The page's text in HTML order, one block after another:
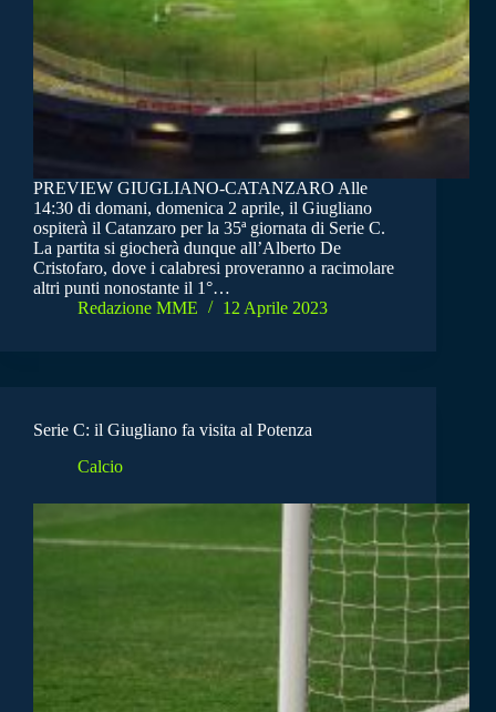
PREVIEW GIUGLIANO-CATANZARO Alle
14:30 di domani, domenica 2 aprile, il Giugliano
ospiterà il Catanzaro per la 35ª giornata di Serie C.
La partita si giocherà dunque all’Alberto De
Cristofaro, dove i calabresi proveranno a racimolare
altri punti nonostante il 1°…
Redazione MME
12 Aprile 2023
Serie C: il Giugliano fa visita al Potenza
Calcio